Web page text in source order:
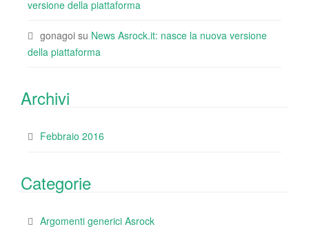
versione della piattaforma
gonagoi su News Asrock.it: nasce la nuova versione
della piattaforma
Archivi
Febbraio 2016
Categorie
Argomenti generici Asrock